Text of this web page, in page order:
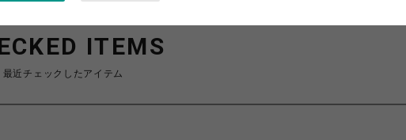
ITEMS
最近チェックしたアイテム